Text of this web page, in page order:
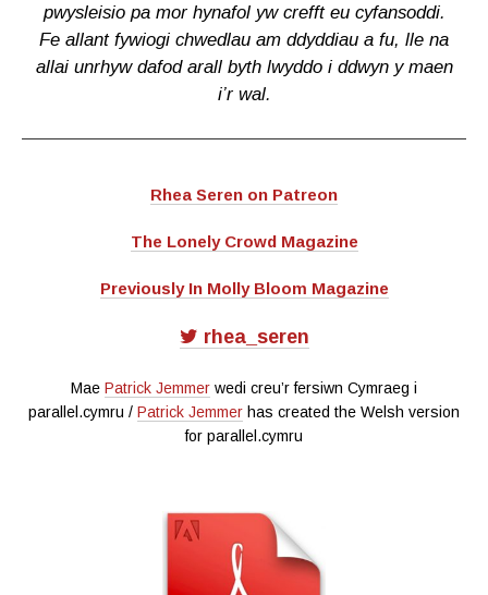
pwysleisio pa mor hynafol yw crefft eu cyfansoddi.
Fe allant fywiogi chwedlau am ddyddiau a fu, lle na
allai unrhyw dafod arall byth lwyddo i ddwyn y maen
i’r wal.
Rhea Seren on Patreon
The Lonely Crowd Magazine
Previously In Molly Bloom Magazine
rhea_seren
Mae Patrick Jemmer wedi creu’r fersiwn Cymraeg i
parallel.cymru / Patrick Jemmer has created the Welsh version
for parallel.cymru